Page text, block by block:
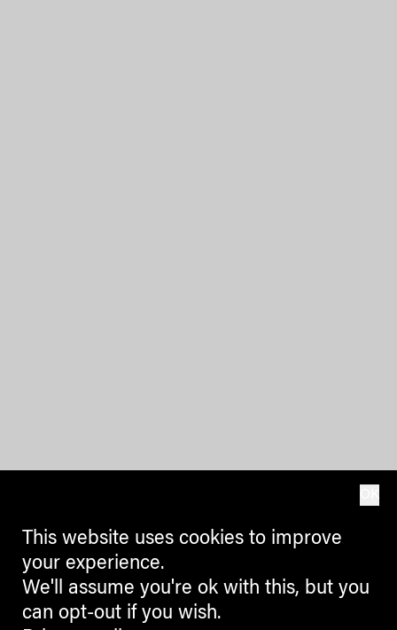
This website uses cookies to improve
your experience.
We'll assume you're ok with this, but you
can opt-out if you wish.